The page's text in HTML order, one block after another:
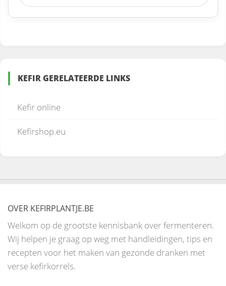
KEFIR GERELATEERDE LINKS
Kefir online
Kefirshop.eu
OVER KEFIRPLANTJE.BE
Welkom op de grootste kennisbank over fermenteren.
Wij helpen je graag op weg met handleidingen, tips en
recepten voor het maken van gezonde dranken met
verse kefirkorrels.